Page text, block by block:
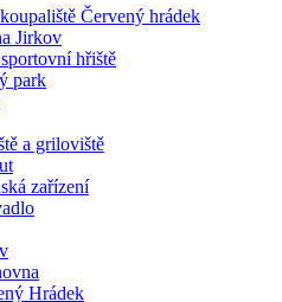
Červený hrádek
Jirkov
hřiště
park
a griloviště
zařízení
Hrádek